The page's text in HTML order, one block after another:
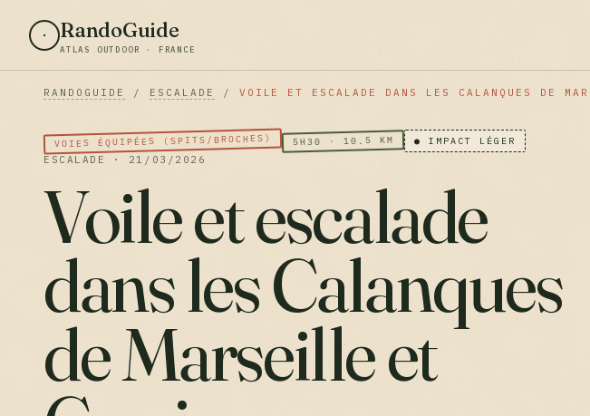
RandoGuide
ATLAS OUTDOOR · FRANCE
RANDOGUIDE / ESCALADE / VOILE ET ESCALADE DANS LES CALANQUES DE
VOIES ÉQUIPÉES (SPITS/BROCHES) 5H30 · 10.5 KM ● IMPACT LÉGER
ESCALADE · 21/03/2026
Voile et escalade
dans les Calanques
de Marseille et